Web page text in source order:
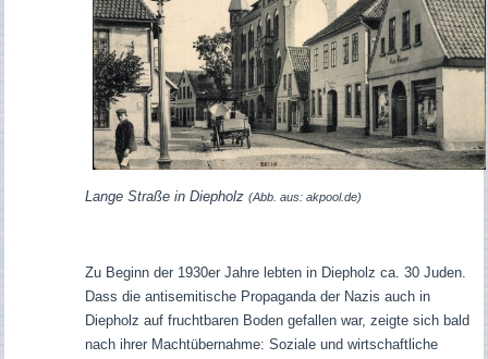
Lange Straße in Diepholz (Abb. aus: akpool.de)
Zu Beginn der 1930er Jahre lebten in Diepholz ca. 30 Juden.
Dass die antisemitische Propaganda der Nazis auch in
Diepholz auf fruchtbaren Boden gefallen war, zeigte sich bald
nach ihrer Machtübernahme: Soziale und wirtschaftliche